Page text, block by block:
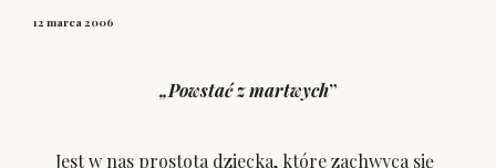
12 marca 2006
„Powstać z martwych”
Jest w nas prostota dziecka, które zachwyca się